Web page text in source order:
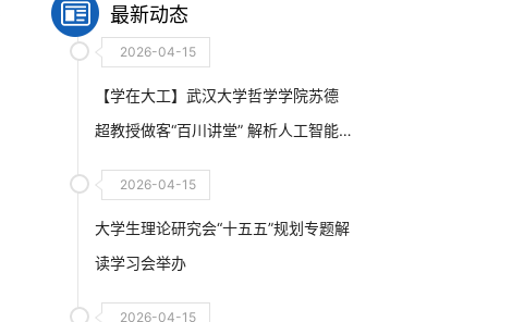
最新动态
2026-04-15
【学在大工】武汉大学哲学学院苏德
超教授做客“百川讲堂” 解析人工智能
2026-04-15
大学生理论研究会“十五五”规划专题解
读学习会举办
2026-04-15